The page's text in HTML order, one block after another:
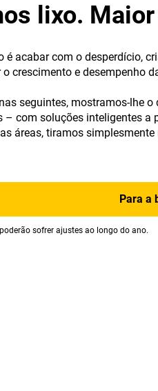
lixo.
é acabar com o desperdício,
o crescimento e desempenho
seguintes, mostramos-lhe
– com soluções inteligentes a
áreas, tiramos
Para a
sofrer ajustes ao longo do ano.